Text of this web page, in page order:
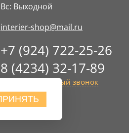
Вс: Выходной
interier-shop@mail.ru
+7 (924) 722-25-26
8 (4234) 32-17-89
Заказать обратный звонок